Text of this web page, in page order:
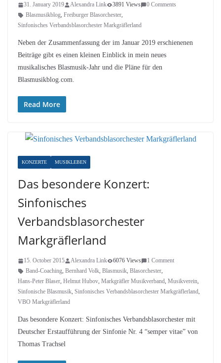
31. January 2019 Alexandra Link 3891 Views
0 Comments
Blasmusikblog, Freiburger Blasorchester,
Sinfonisches Verbandsblasorchester Markgräflerland
Neben der Zusammenfassung der im Januar 2019 erschienenen
Beiträge gibt es einen kleinen Einblick in mein neues
musikalisches Blasmusik-Jahr und die Pläne für den
Blasmusikblog.com.
Read More
KONZERTE MUSIKLEBEN
Das besondere Konzert:
Sinfonisches
Verbandsblasorchester
Markgräflerland
15. October 2015 Alexandra Link 6076 Views
1 Comment
Band-Coaching, Bernhard Volk, Blasmusik, Blasorchester,
Hans-Peter Blaser, Helmut Hubov, Markgräfler Musikverband, Musikverein,
Sinfonische Blasmusik, Sinfonisches Verbandsblasorchester Markgräflerland,
VBO Markgräflerland
Das besondere Konzert: Sinfonisches Verbandsblasorchester mit
Deutscher Erstaufführung der Sinfonie Nr. 4 “semper vitae” von
Thomas Trachsel